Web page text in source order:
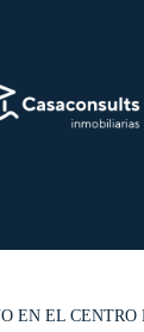
EN EL